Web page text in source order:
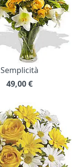
Semplicità
49,00€